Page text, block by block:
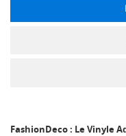
FashionDeco : Le Vinyle